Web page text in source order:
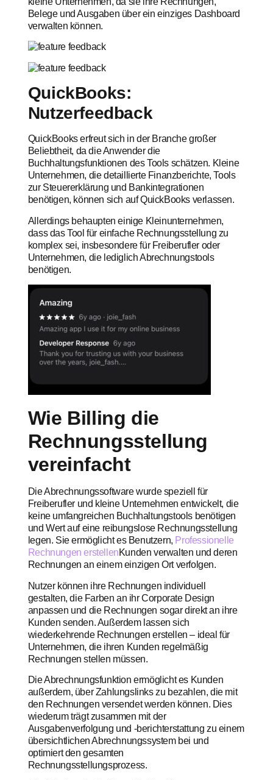
Belege und Ausgaben über ein einziges Dashboard
verwalten können.
QuickBooks:
Nutzerfeedback
QuickBooks erfreut sich in der Branche großer
Beliebtheit, da die Anwender die
Buchhaltungsfunktionen des Tools schätzen. Kleine
Unternehmen, die detaillierte Finanzberichte, Tools
zur Steuererklärung und Bankintegrationen
benötigen, können sich auf QuickBooks verlassen.
Allerdings behaupten einige Kleinunternehmen,
dass das Tool für einfache Rechnungsstellung zu
komplex sei, insbesondere für Freiberufler oder
Unternehmen, die lediglich Abrechnungstools
benötigen.
Wie Billing die
Rechnungsstellung
vereinfacht
Die Abrechnungssoftware wurde speziell für
Freiberufler und kleine Unternehmen entwickelt, die
keine umfangreichen Buchhaltungstools benötigen
und Wert auf eine reibungslose Rechnungsstellung
legen. Sie ermöglicht es Benutzern, Professionelle
Rechnungen erstellenKunden verwalten und deren
Rechnungen an einem einzigen Ort verfolgen.
Nutzer können ihre Rechnungen individuell
gestalten, die Farben an ihr Corporate Design
anpassen und die Rechnungen sogar direkt an ihre
Kunden senden. Außerdem lassen sich
wiederkehrende Rechnungen erstellen – ideal für
Unternehmen, die ihren Kunden regelmäßig
Rechnungen stellen müssen.
Die Abrechnungsfunktion ermöglicht es Kunden
außerdem, über Zahlungslinks zu bezahlen, die mit
den Rechnungen versendet werden können. Dies
wiederum trägt zusammen mit der
Ausgabenverfolgung und -berichterstattung zu einem
übersichtlichen Abrechnungssystem bei und
optimiert den gesamten
Rechnungsstellungsprozess.